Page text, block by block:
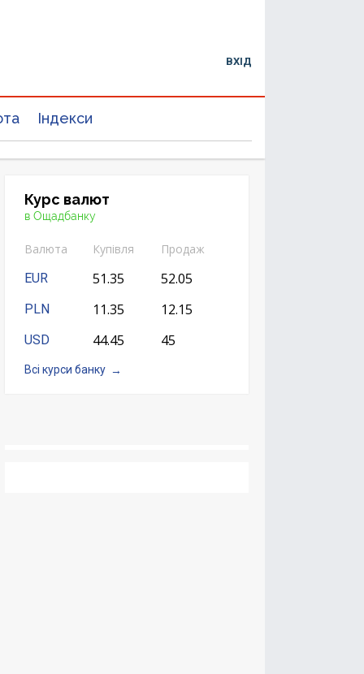
ВХІД
Індекси
Курс валют
в Ощадбанку
Валюта Купівля
Продаж
EUR
51.35 52.05
PLN 11.35 12.15
USD 44.45 45
Всі курси банку